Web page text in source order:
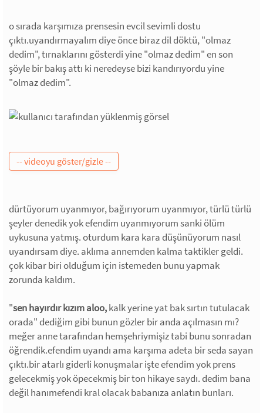
o sırada karşımıza prensesin evcil sevimli dostu
çıktı.uyandırmayalım diye önce biraz dil döktü, "olmaz
dedim", tırnaklarını gösterdi yine "olmaz dedim" en son
şöyle bir bakış attı ki neredeyse bizi kandırıyordu yine
"olmaz dedim".
dürtüyorum uyanmıyor, bağırıyorum uyanmıyor, türlü türlü
şeyler denedik yok efendim uyanmıyorum sanki ölüm
uykusuna yatmış. oturdum kara kara düşünüyorum nasıl
uyandırsam diye. aklıma annemden kalma taktikler geldi.
çok kibar biri olduğum için istemeden bunu yapmak
zorunda kaldım.
"sen hayırdır kızım aloo,kalk yerine yat bak sırtın tutulacak
orada" dediğim gibi bunun gözler bir anda açılmasın mı?
meğer anne tarafından hemşehriymişiz tabi bunu sonradan
öğrendik.efendim uyandı ama karşıma adeta bir seda sayan
çıktı.bir atarlı giderli konuşmalar işte efendim yok prens
gelecekmiş yok öpecekmiş bir ton hikaye saydı. dedim bana
değil hanımefendi kral olacak babanıza anlatın bunları.